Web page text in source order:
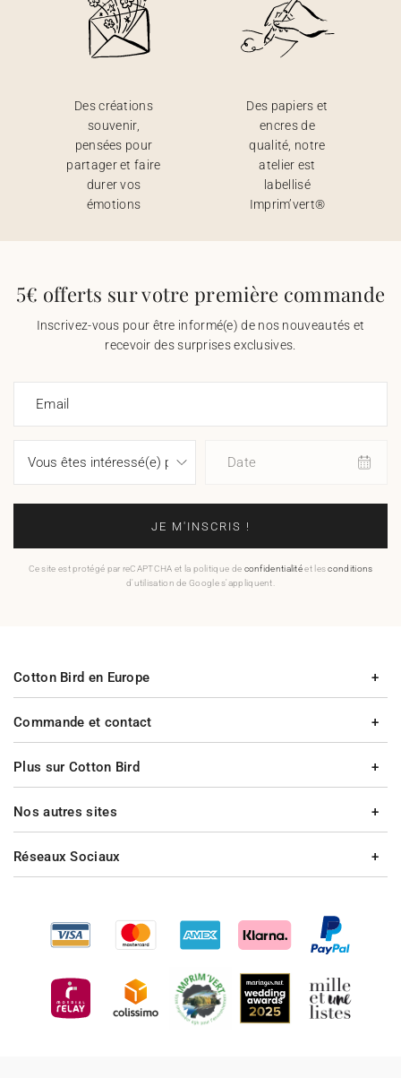
Des créations
souvenir,
pensées pour
partager et faire
durer vos
émotions
Des papiers et
encres de
qualité, notre
atelier est
labellisé
Imprim’vert®
5€ offerts sur votre première commande
Inscrivez-vous pour être informé(e) de nos nouveautés et
recevoir des surprises exclusives.
Email
Date
JE M'INSCRIS !
Ce site est protégé par reCAPTCHA et la politique de confidentialitéet lesconditions
d'utilisation de Google s'appliquent.
Commande et contact
Plus sur Cotton Bird
Cotton Bird en Europe
Nos autres sites
Réseaux Sociaux